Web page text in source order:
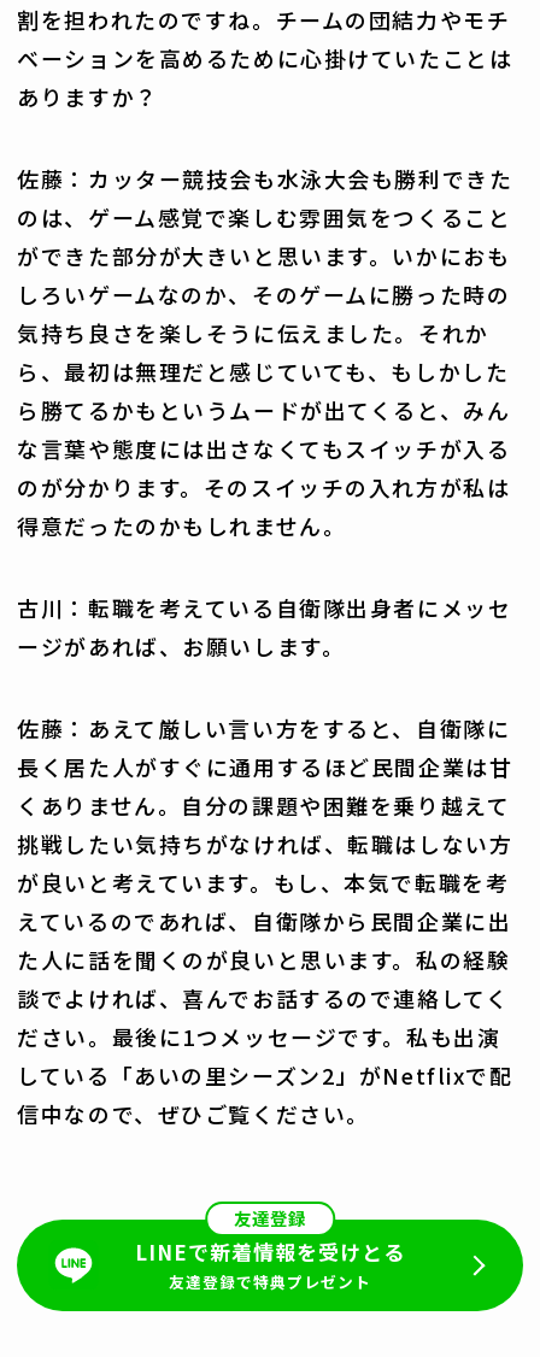
割を担われたのですね。チームの団結力やモチ
ベーションを高めるために心掛けていたことは
ありますか？
佐藤：カッター競技会も水泳大会も勝利できた
のは、ゲーム感覚で楽しむ雰囲気をつくること
ができた部分が大きいと思います。いかにおも
しろいゲームなのか、そのゲームに勝った時の
気持ち良さを楽しそうに伝えました。それか
ら、最初は無理だと感じていても、もしかした
ら勝てるかもというムードが出てくると、みん
な言葉や態度には出さなくてもスイッチが入る
のが分かります。そのスイッチの入れ方が私は
得意だったのかもしれません。
古川：転職を考えている自衛隊出身者にメッセ
ージがあれば、お願いします。
佐藤：あえて厳しい言い方をすると、自衛隊に
長く居た人がすぐに通用するほど民間企業は甘
くありません。自分の課題や困難を乗り越えて
挑戦したい気持ちがなければ、転職はしない方
が良いと考えています。もし、本気で転職を考
えているのであれば、自衛隊から民間企業に出
た人に話を聞くのが良いと思います。私の経験
談でよければ、喜んでお話するので連絡してく
ださい。最後に1つメッセージです。私も出演
している「あいの里シーズン2」がNetflixで配
信中なので、ぜひご覧ください。
友達登録
LINEで新着情報を受けとる
友達登録で特典プレゼント